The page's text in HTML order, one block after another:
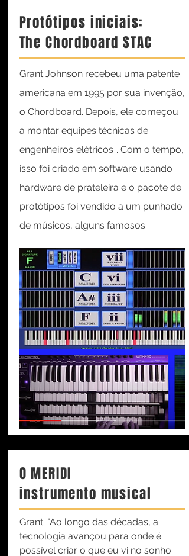
Protótipos iniciais:
The Chordboard STAC
Grant Johnson recebeu uma patente
americana em 1995 por sua invenção,
o Chordboard. Depois, ele começou
a montar equipes técnicas de
engenheiros elétricos . Com o tempo,
isso foi criado em software usando
hardware de prateleira e o pacote de
protótipos foi vendido a um punhado
de músicos, alguns famosos.
O MERIDI
instrumento musical
Grant: "Ao longo das décadas, a
tecnologia avançou para onde é
possível criar o que eu vi no sonho